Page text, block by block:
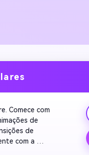
Comece com
de
de
com a